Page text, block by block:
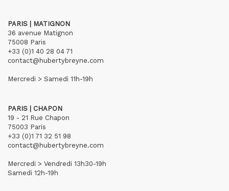
PARIS | MATIGNON
36 avenue Matignon
75008 Paris
+33 (0)1 40 28 04 71
contact@hubertybreyne.com
Mercredi > Samedi 11h-19h
PARIS | CHAPON
19 - 21 Rue Chapon
75003 Paris
+33 (0)1 71 32 51 98
contact@hubertybreyne.com
Mercredi > Vendredi 13h30-19h
Samedi 12h-19h